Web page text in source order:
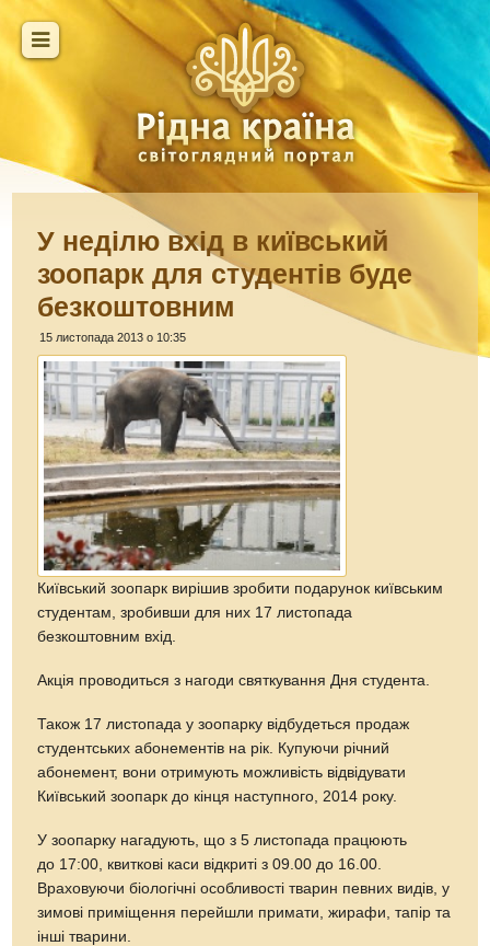
У неділю вхід в київський
зоопарк для студентів буде
безкоштовним
15 листопада 2013 о 10:35
Київський зоопарк вирішив зробити подарунок київським
студентам, зробивши для них 17 листопада
безкоштовним вхід.
Акція проводиться з нагоди святкування Дня студента.
Також 17 листопада у зоопарку відбудеться продаж
студентських абонементів на рік. Купуючи річний
абонемент, вони отримують можливість відвідувати
Київський зоопарк до кінця наступного, 2014 року.
У зоопарку нагадують, що з 5 листопада працюють
до 17:00, квиткові каси відкриті з 09.00 до 16.00.
Враховуючи біологічні особливості тварин певних видів, у
зимові приміщення перейшли примати, жирафи, тапір та
інші тварини.